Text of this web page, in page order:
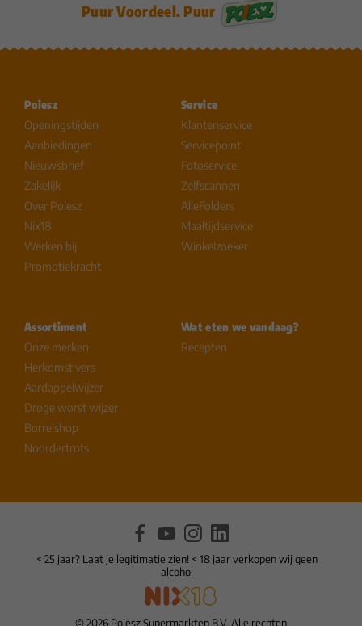
Puur Voordeel. Puur
Poiesz
Openingstijden
Aanbiedingen
Nieuwsbrief
Zakelijk
Over Poiesz
Nix18
Werken bij
Promotiekracht
Service
Klantenservice
Servicepoint
Fotoservice
Zelfscannen
AlleFolders
Maaltijdservice
Winkelzoeker
Assortiment
Onze merken
Herkomst vers
Aardappelwijzer
Droge worst wijzer
Borrelshop
Noordertrots
Wat eten we vandaag?
Recepten
< 25 jaar? Laat je legitimatie zien! < 18 jaar verkopen wij geen
alcohol
© 2026 Poiesz Supermarkten B.V. Alle rechten